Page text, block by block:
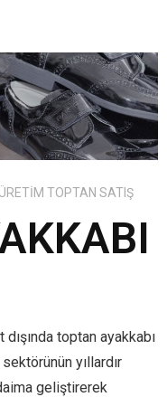
TOPTAN SATIŞ
toptan ayakkabı
yıllardır
geliştirerek